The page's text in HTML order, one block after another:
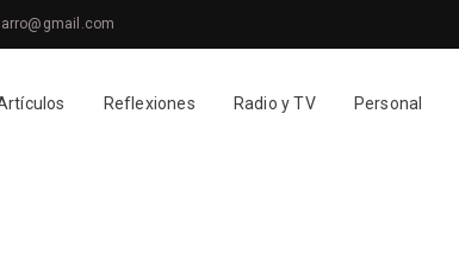
Reflexiones Radio y TV Personal